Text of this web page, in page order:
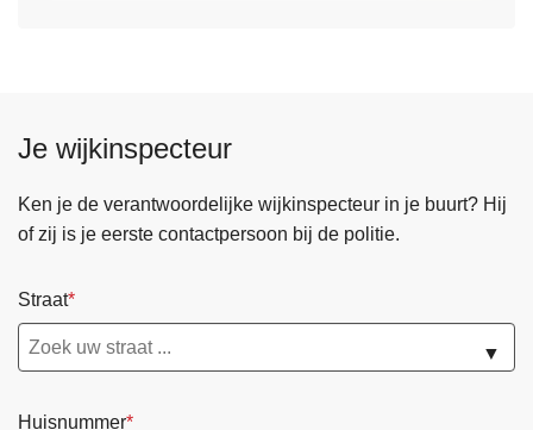
Je wijkinspecteur
Ken je de verantwoordelijke wijkinspecteur in je buurt? Hij
of zij is je eerste contactpersoon bij de politie.
Straat
▼
Huisnummer